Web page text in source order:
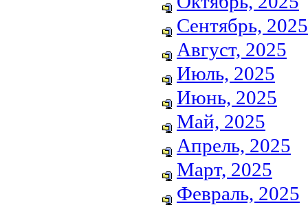
Сентябрь, 2025
Август, 2025
Июль, 2025
Июнь, 2025
Май, 2025
Апрель, 2025
Март, 2025
Февраль, 2025